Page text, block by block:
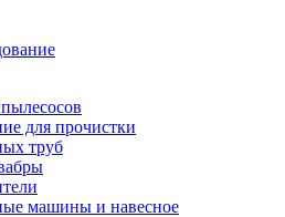
для прочистки
труб
машины и навесное